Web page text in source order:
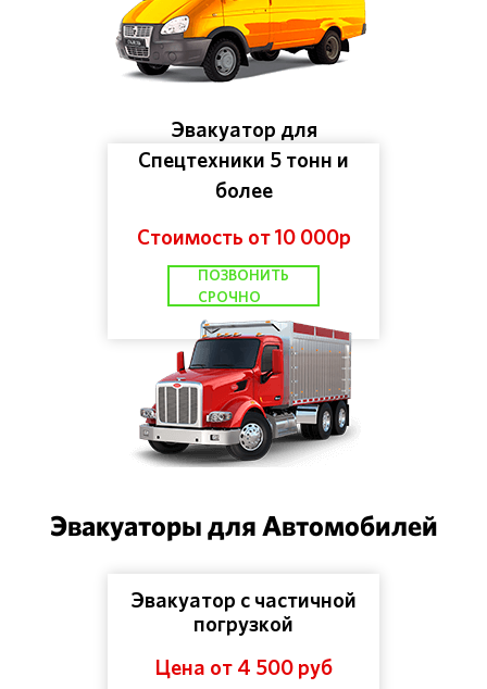
Эвакуатор для
Спецтехники 5 тонн и
более
Стоимость от 10 000р
ПОЗВОНИТЬ
СРОЧНО
Эвакуаторы для Автомобилей
Эвакуатор с частичной
погрузкой
Цена от 4 500 руб